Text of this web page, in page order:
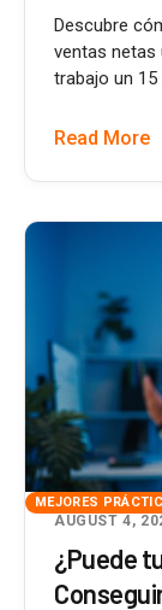
Descubre
ventas netas
trabajo un
Read More
MEJORES
AUGUST 4,
¿Puede